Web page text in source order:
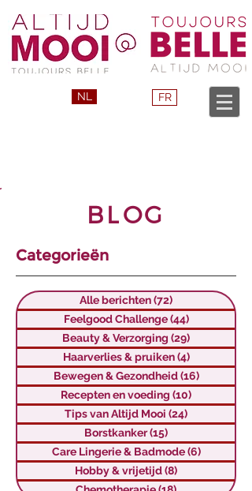
NL FR
BLOG
Alle berichten(72)
Feelgood Challenge (44)44 posts
Beauty & Verzorging (29)
Haarverlies & pruiken (4)4 posts
Bewegen & Gezondheid (16)16 posts
Recepten en voeding (10)
Tips van Altijd Mooi (24)
Borstkanker(15)
Care Lingerie & Badmode (6)6 posts
Hobby & vrijetijd(8)
Categorieën